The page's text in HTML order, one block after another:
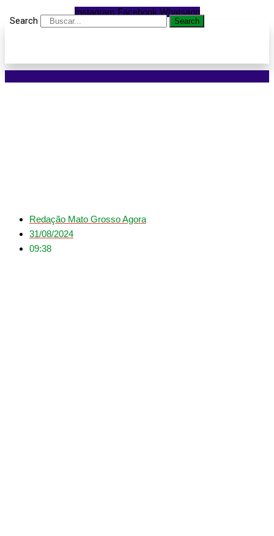
Instagram Facebook Whatsapp
Search Search
Redação Mato Grosso Agora
31/08/2024
09:38